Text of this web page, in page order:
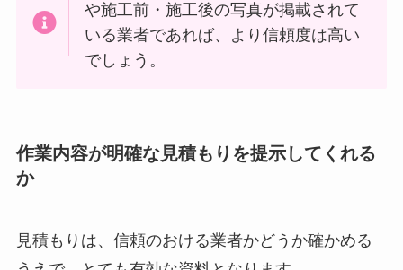
や施工前・施工後の写真が掲載されて
いる業者であれば、より信頼度は高い
でしょう。
作業内容が明確な見積もりを提示してくれる
か
見積もりは、信頼のおける業者かどうか確かめる